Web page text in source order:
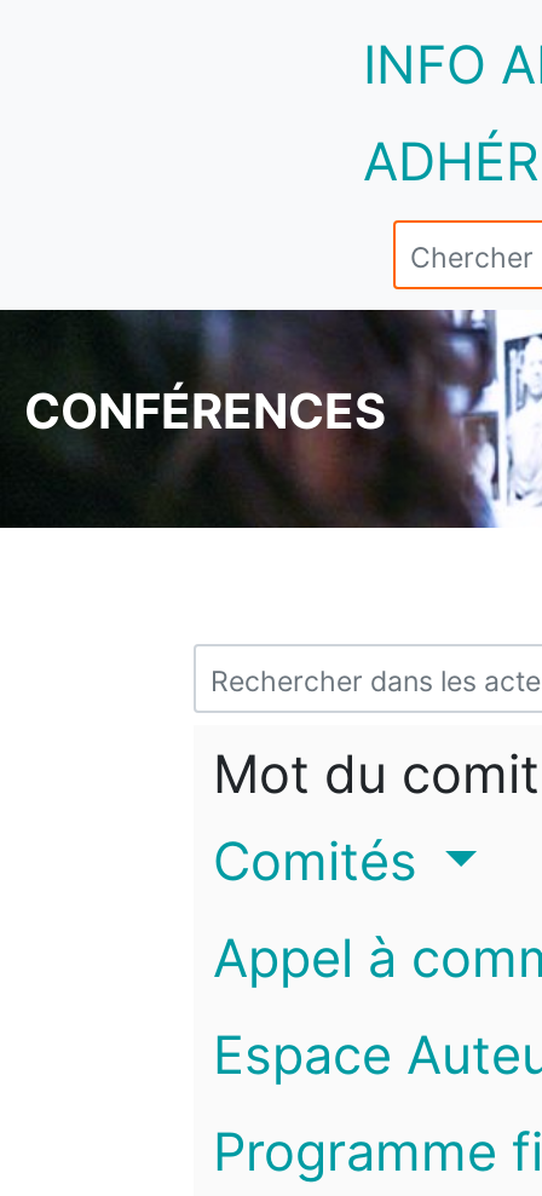
INFO
CONFÉRENCES
Mot du
Comités
Appel à
Espace
Programme